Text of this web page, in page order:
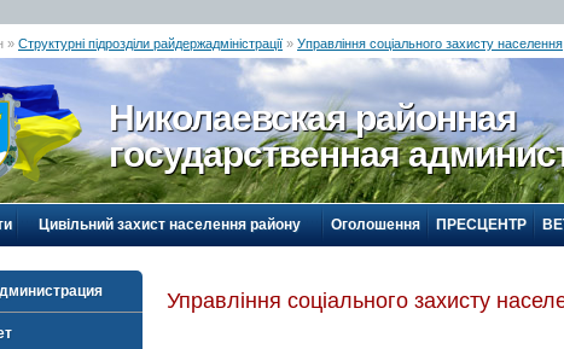
» Структурні підрозділи райдержадміністрації » Управління соціального захисту населення
Николаевская районная
государственная
Цивільний захист населення району Оголошення ПРЕСЦЕНТР
Управління соціального захисту